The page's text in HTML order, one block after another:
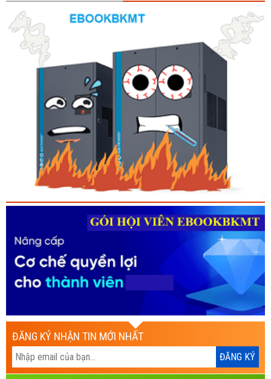
ĐĂNG KÝ NHẬN TIN MỚI NHẤT